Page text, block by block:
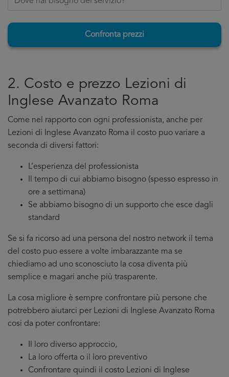
Confronta prezzi
2. Costo e prezzo Lezioni di
Inglese Avanzato Roma
Come nel rapporto con ogni professionista, anche per
Lezioni di Inglese Avanzato Roma il costo puo variare a
seconda di diversi fattori:
L’esperienza del professionista
Il tempo di cui abbiamo bisogno (spesso espresso in
ore a settimana)
Se abbiamo bisogno di un supporto che esce dagli
standard
Se si fa ricorso ad una persona del nostro network il tema
del costo puo essere a volte imbarazzante ma se
chiediamo ad uno sconosciuto la cosa diventa più
semplice e magari anche più trasparente.
La cosa migliore è sempre confrontare più persone che
potrebbero aiutarci per Lezioni di Inglese Avanzato Roma
cosi da poter confrontare:
Il loro diverso approccio,
La loro offerta o il loro preventivo
Confrontare quindi il costo Lezioni di Inglese